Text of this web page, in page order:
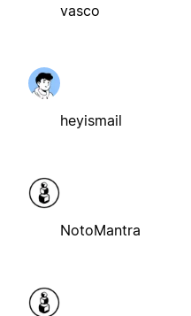
vasco
heyismail
NotoMantra